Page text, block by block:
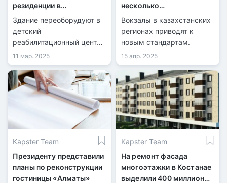
резиденции в
Костанайской области
выделят 123 млн тенге
Здание переоборудуют в
детский
реабилитационный центр,
а реконструкцию
планируют завершить за
три месяца.
11 мар. 2025
несколько
железнодорожных
Вокзалы в казахстанских
регионах приводят к
новым стандартам.
15 апр. 2025
Kapster Team
Президенту представили
планы по реконструкции
гостиницы «Алматы»
Kapster Team
На ремонт фасада
многоэтажки в Костанае
выделили 400 миллионов